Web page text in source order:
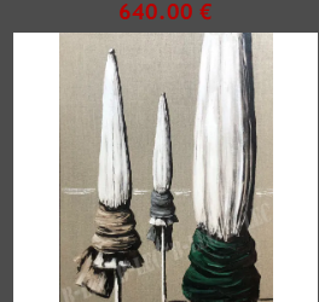
640.00 €